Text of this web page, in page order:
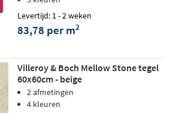
Levertijd: 1 - 2 weken
83,78 per m2
Villeroy & Boch Mellow Stone tegel
60x60cm - beige
2 afmetingen
4 kleuren